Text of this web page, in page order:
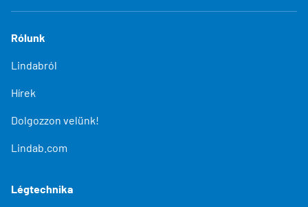
Rólunk
Lindabról
Hírek
Dolgozzon velünk!
Lindab.com
Légtechnika